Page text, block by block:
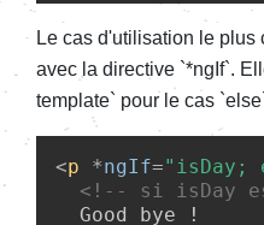
Le cas d'utilisation le plus
avec la directive `*ngIf`.
template` pour le cas
<p *ngIf="isDay;
<!-- si isDay